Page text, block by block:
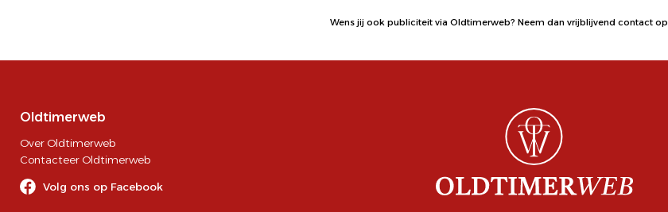
Wens jij ook publiciteit via Oldtimerweb? Neem dan vrijblijvend contact op
Oldtimerweb
Over Oldtimerweb
Contacteer Oldtimerweb
Volg ons op Facebook